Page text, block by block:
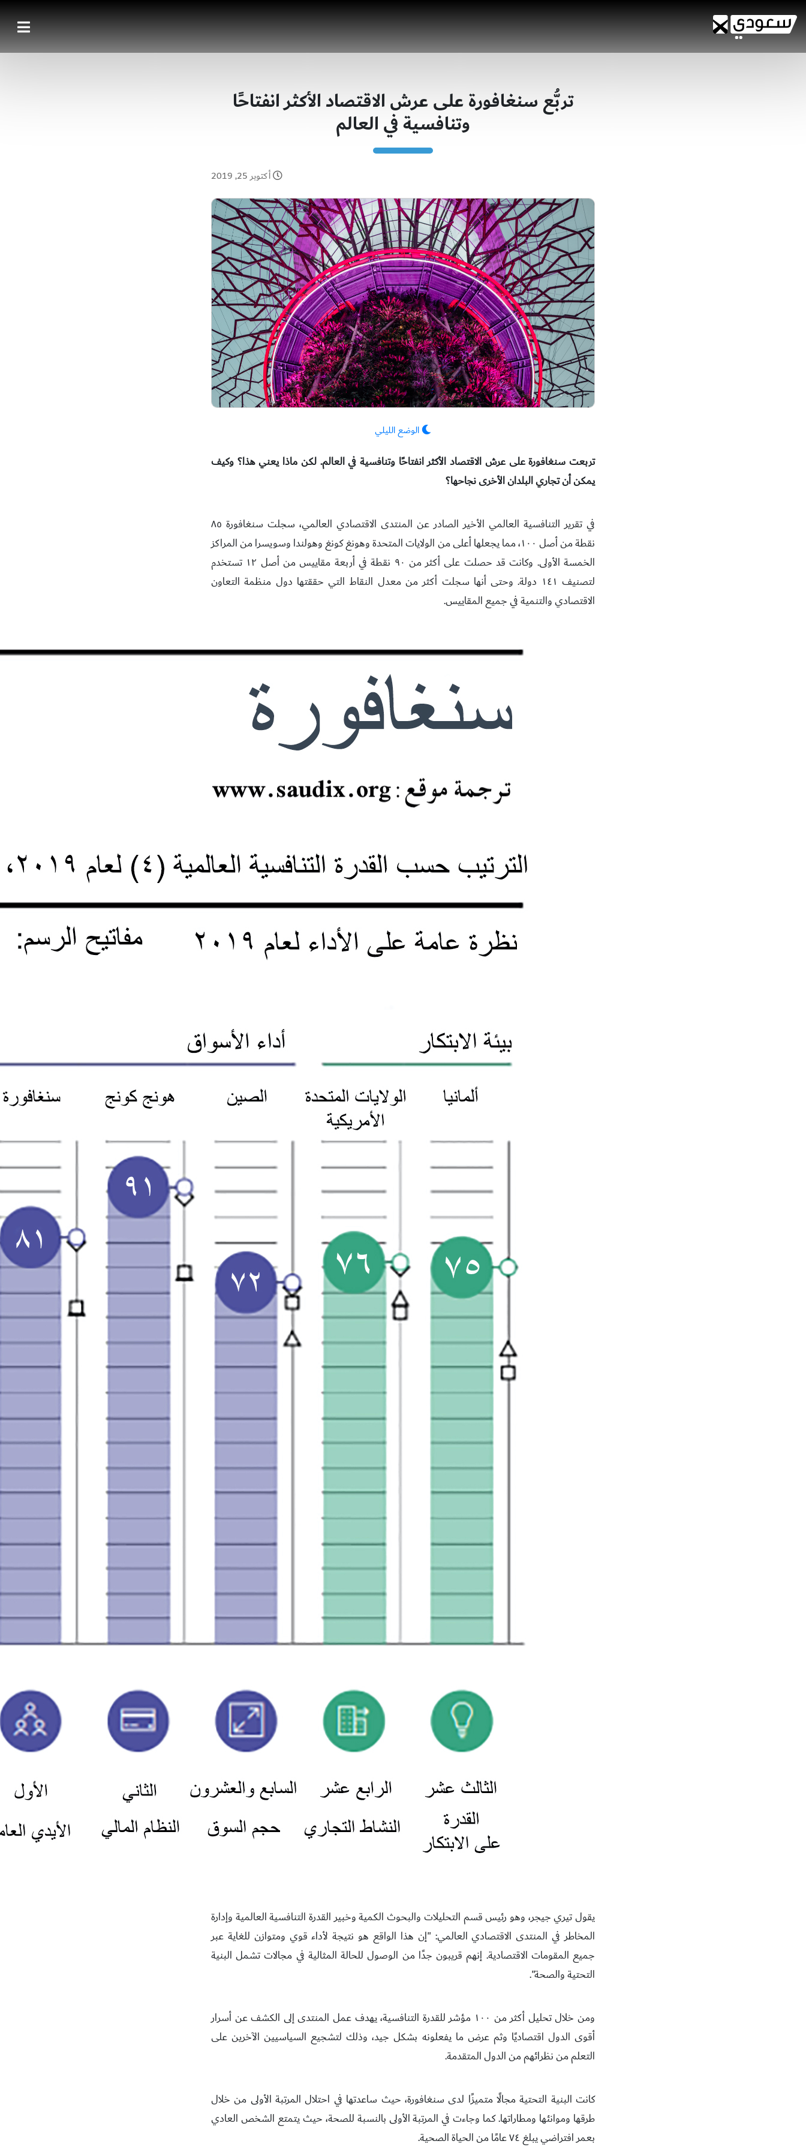
تربُّع سنغافورة على عرش الاقتصاد الأكثر انفتاحًا
وتنافسية في العالم
أكتوبر 25, 2019
الوضع الليلي
تربعت سنغافورة على عرش الاقتصاد الأكثر انفتاحًا وتنافسية في العالم. لكن ماذا يعني هذا؟ وكيف
يمكن أن تجاري البلدان الأخرى نجاحها؟
في تقرير التنافسية العالمي الأخير الصادر عن المنتدى الاقتصادي العالمي، سجلت سنغافورة ٨٥
نقطة من أصل ١٠٠، مما يجعلها أعلى من الولايات المتحدة وهونغ كونغ وهولندا وسويسرا من المراكز
الخمسة الأولى. وكانت قد حصلت على أكثر من ٩٠ نقطة في أربعة مقاييس من أصل ١٢ تستخدم
لتصنيف ١٤١ دولة. وحتى أنها سجلت أكثر من معدل النقاط التي حققتها دول منظمة التعاون
الاقتصادي والتنمية في جميع المقاييس.
يقول تيري جيجر، وهو رئيس قسم التحليلات والبحوث الكمية وخبير القدرة التنافسية العالمية وإدارة
المخاطر في المنتدى الاقتصادي العالمي: "إن هذا الواقع هو نتيجة لأداء قوي ومتوازن للغاية عبر
جميع المقومات الاقتصادية. إنهم قريبون جدًا من الوصول للحالة المثالية في مجالات تشمل البنية
التحتية والصحة".
ومن خلال تحليل أكثر من ١٠٠ مؤشر للقدرة التنافسية، يهدف عمل المنتدى إلى الكشف عن أسرار
أقوى الدول اقتصاديًا وثم عرض ما يفعلونه بشكل جيد، وذلك لتشجيع السياسيين الآخرين على
التعلم من نظرائهم من الدول المتقدمة.
كانت البنية التحتية مجالًا متميزًا لدى سنغافورة، حيث ساعدتها في احتلال المرتبة الأولى من خلال
طرقها وموانئها ومطاراتها. كما وجاءت في المرتبة الأولى بالنسبة للصحة، حيث يتمتع الشخص العادي
بعمر افتراضي يبلغ ٧٤ عامًا من الحياة الصحية.